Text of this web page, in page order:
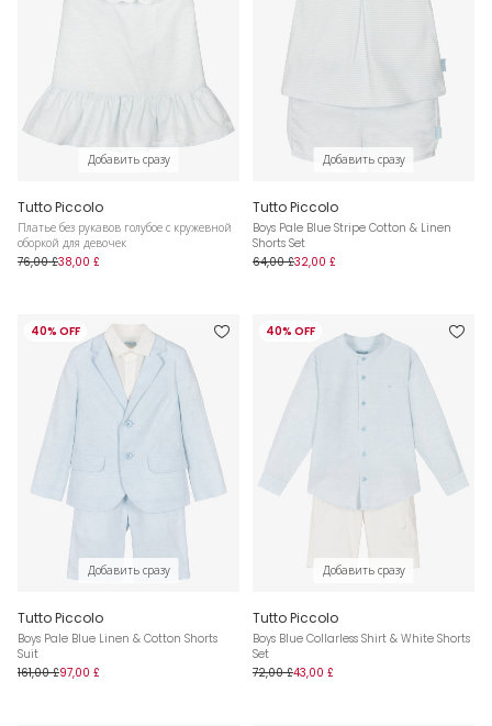
Добавить сразу
Tutto Piccolo
Платье без рукавов голубое с кружевной
оборкой для девочек
76,00 £38,00 £
Добавить сразу
Tutto Piccolo
Boys Pale Blue Stripe Cotton & Linen
Shorts Set
64,00 £32,00 £
40% OFF
Добавить сразу
Tutto Piccolo
Boys Pale Blue Linen & Cotton Shorts
Suit
161,00 £97,00 £
40% OFF
Добавить сразу
Tutto Piccolo
Boys Blue Collarless Shirt & White Shorts
Set
72,00 £43,00 £